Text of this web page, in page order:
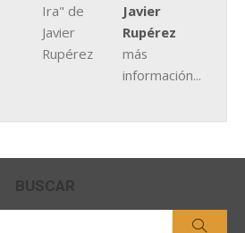
Javier
Rupérez
más
información...
BUSCAR